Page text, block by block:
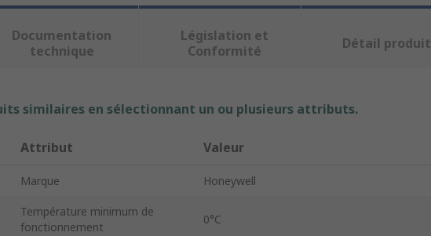
Documentation
technique
Législation et
Conformité
Détail produit
similaires en sélectionnant un ou plusieurs attributs.
Attribut Valeur
Marque Honeywell
Température minimum de
fonctionnement
0°C